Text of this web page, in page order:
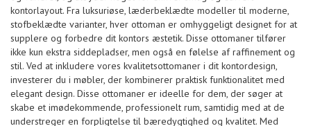
kontorlayout. Fra luksuriøse, læderbeklædte modeller til moderne,
stofbeklædte varianter, hver ottoman er omhyggeligt designet for at
supplere og forbedre dit kontors æstetik. Disse ottomaner tilfører
ikke kun ekstra siddepladser, men også en følelse af raffinement og
stil. Ved at inkludere vores kvalitetsottomaner i dit kontordesign,
investerer du i møbler, der kombinerer praktisk funktionalitet med
elegant design. Disse ottomaner er ideelle for dem, der søger at
skabe et imødekommende, professionelt rum, samtidig med at de
understreger en forpligtelse til bæredygtighed og kvalitet. Med